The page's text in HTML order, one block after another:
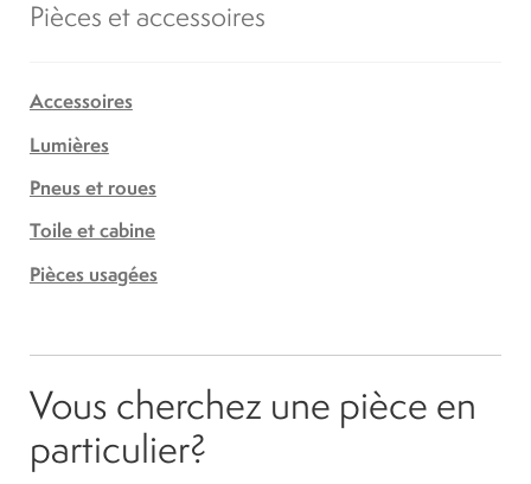
Pièces et accessoires
Accessoires
Lumières
Pneus et roues
Toile et cabine
Pièces usagées
Vous cherchez une pièce en
particulier?